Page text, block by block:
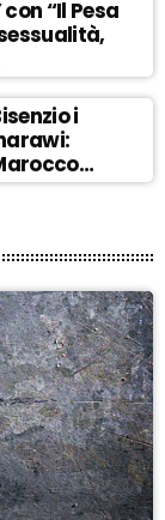
“Il Pesa
i